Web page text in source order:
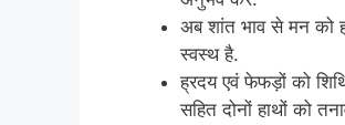
अब शांत भाव से मन को
स्वस्थ है.
ह्रदय एवं फेफड़ों को
सहित दोनों हाथों को